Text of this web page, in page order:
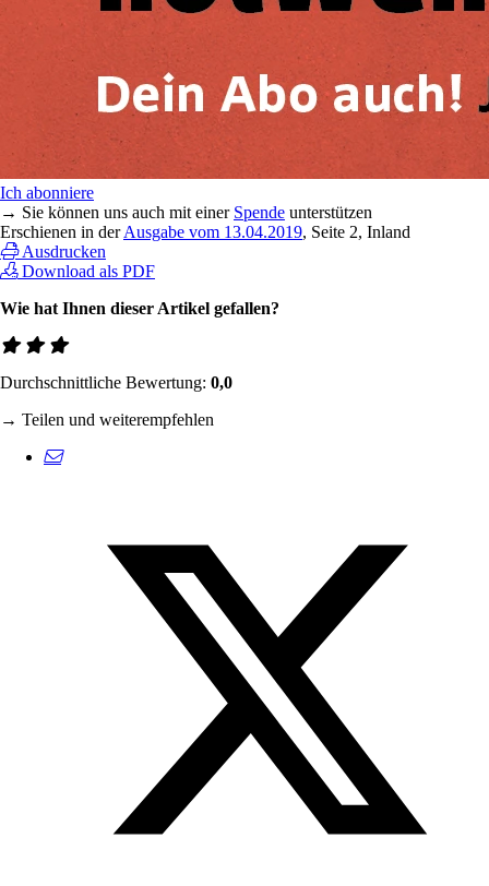
Ich abonniere
→ Sie können uns auch mit einer Spende unterstützen
Erschienen in derAusgabe vom 13.04.2019, Seite 2, Inland
Ausdrucken
Download als PDF
Wie hat Ihnen dieser Artikel gefallen?
Durchschnittliche Bewertung: 0,0
→ Teilen und weiterempfehlen